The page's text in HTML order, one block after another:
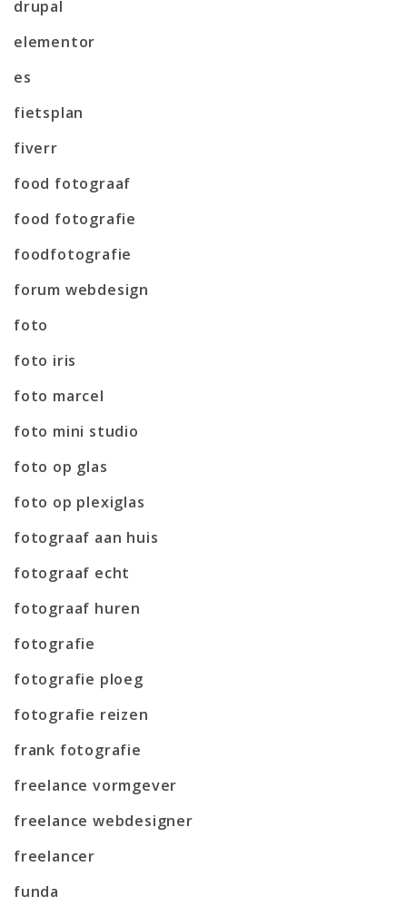
drupal
elementor
es
fietsplan
fiverr
food fotograaf
food fotografie
foodfotografie
forum webdesign
foto
foto iris
foto marcel
foto mini studio
foto op glas
foto op plexiglas
fotograaf aan huis
fotograaf echt
fotograaf huren
fotografie
fotografie ploeg
fotografie reizen
frank fotografie
freelance vormgever
freelance webdesigner
freelancer
funda